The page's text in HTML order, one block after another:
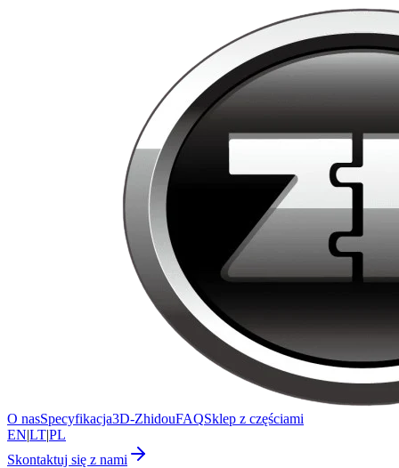
O nasSpecyfikacja3D-ZhidouFAQSklep z częściami
EN|LT|PL
Skontaktuj się z nami